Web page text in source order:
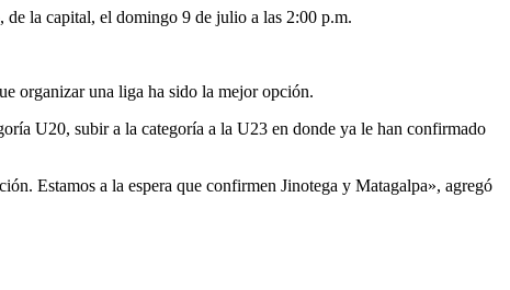
la capital, el domingo 9 de julio a las 2:00 p.m.
organizar una liga ha sido la mejor opción.
U20, subir a la categoría a la U23 en donde ya le han confirmado
Estamos a la espera que confirmen Jinotega y Matagalpa», agregó